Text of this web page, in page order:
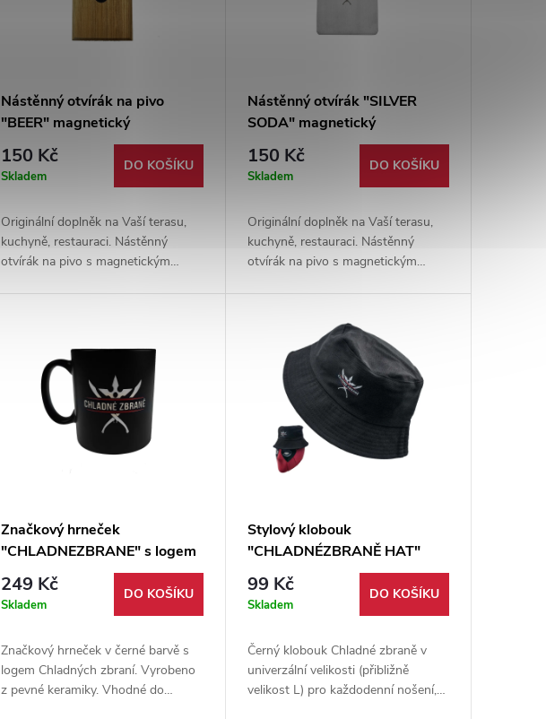
Nástěnný otvírák na pivo
"BEER" magnetický
150 Kč
Skladem
DO KOŠÍKU
Originální doplněk na Vaší terasu,
kuchyně, restauraci. Nástěnný
otvírák na pivo s magnetickým
Nástěnný otvírák "SILVER
SODA" magnetický
150 Kč
Skladem
DO KOŠÍKU
Originální doplněk na Vaší terasu,
kuchyně, restauraci. Nástěnný
otvírák na pivo s magnetickým
Značkový hrneček
"CHLADNEZBRANE" s logem
249 Kč
Skladem
DO KOŠÍKU
Značkový hrneček v černé barvě s
logem Chladných zbraní. Vyrobeno
z pevné keramiky. Vhodné do
Stylový klobouk
"CHLADNÉZBRANĚ HAT"
99 Kč
Skladem
DO KOŠÍKU
Černý klobouk Chladné zbraně v
univerzální velikosti (přibližně
velikost L) pro každodenní nošení,